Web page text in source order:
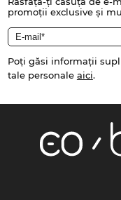
promoții exclusive și
Poți găsi informații
tale personale aici.